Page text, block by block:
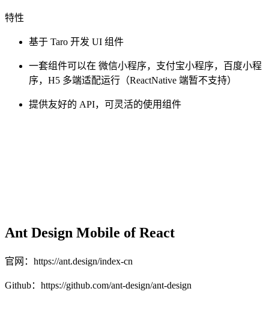
特性
基于 Taro 开发 UI 组件
一套组件可以在 微信小程序，支付宝小程序，百度小程
序，H5 多端适配运行（ReactNative 端暂不支持）
提供友好的 API，可灵活的使用组件
Ant Design Mobile of React
官网：https://ant.design/index-cn
Github：https://github.com/ant-design/ant-design